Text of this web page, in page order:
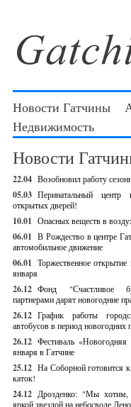
Новости Гатчины
Недвижимость
Новости
22.04 Возобновил работу
05.03 Перинатальный центр
открытых дверей!
10.01 Опасных веществ в
06.01 В Рождество в центре
автомобильное движение
06.01 Торжественное
января
26.12 Фонд "Счастливое
партнерами дарят новогодние
26.12 График работы
автобусов в период новогодних
26.12 Фестиваль
января в Гатчине
25.12 На Соборной готовится
каток!
24.12 Дрозденко: "Мы хотим,
яркой звездой на небосводе